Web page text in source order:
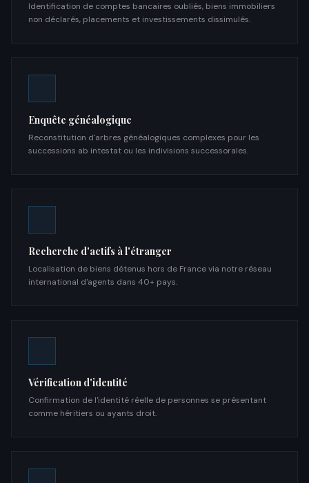
Identification de comptes bancaires oubliés, biens immobiliers
non déclarés, placements et investissements dissimulés.
Enquête généalogique
Reconstitution d'arbres généalogiques complexes pour les
successions ab intestat ou les indivisions successorales.
Recherche d'actifs à l'étranger
Localisation de biens détenus hors de France via notre réseau
international d'agents dans 40+ pays.
Vérification d'identité
Confirmation de l'identité réelle de personnes se présentant
comme héritiers ou ayants droit.